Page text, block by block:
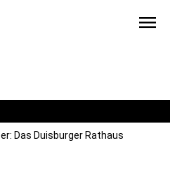
menu
Das Duisburger Rathaus